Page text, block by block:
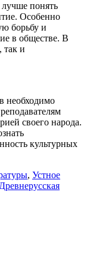
лучше понять
Особенно
борьбу и
в обществе. В
так и
необходимо
своего народа.
культурных
, Устное